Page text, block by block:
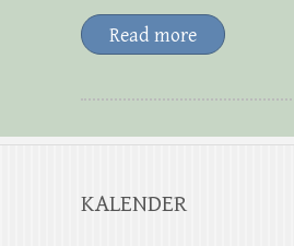
Read more
KALENDER